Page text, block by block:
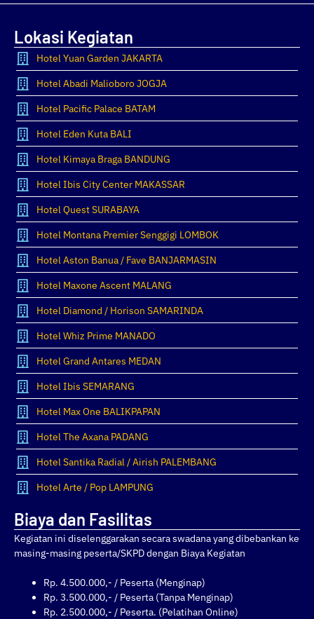
Lokasi Kegiatan
Hotel Yuan Garden JAKARTA
Hotel Abadi Malioboro JOGJA
Hotel Pacific Palace BATAM
Hotel Eden Kuta BALI
Hotel Kimaya Braga BANDUNG
Hotel Ibis City Center MAKASSAR
Hotel Quest SURABAYA
Hotel Montana Premier Senggigi LOMBOK
Hotel Aston Banua / Fave BANJARMASIN
Hotel Maxone Ascent MALANG
Hotel Diamond / Horison SAMARINDA
Hotel Whiz Prime MANADO
Hotel Grand Antares MEDAN
Hotel Ibis SEMARANG
Hotel Max One BALIKPAPAN
Hotel The Axana PADANG
Hotel Santika Radial / Airish PALEMBANG
Hotel Arte / Pop LAMPUNG
Biaya dan Fasilitas
Kegiatan ini diselenggarakan secara swadana yang dibebankan ke
masing-masing peserta/SKPD dengan Biaya Kegiatan
Rp. 4.500.000,- / Peserta (Menginap)
Rp. 3.500.000,- / Peserta (Tanpa Menginap)
Rp. 2.500.000,- / Peserta. (Pelatihan Online)